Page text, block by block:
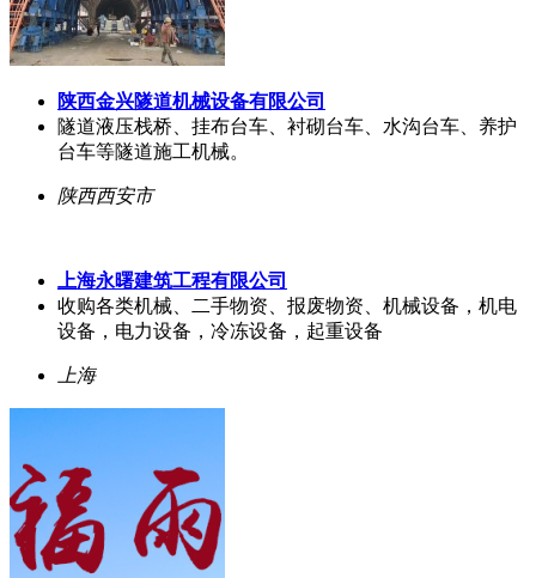
陕西金兴隧道机械设备有限公司
隧道液压栈桥、挂布台车、衬砌台车、水沟台车、养护
台车等隧道施工机械。
陕西西安市
上海永曙建筑工程有限公司
收购各类机械、二手物资、报废物资、机械设备，机电
设备，电力设备，冷冻设备，起重设备
上海